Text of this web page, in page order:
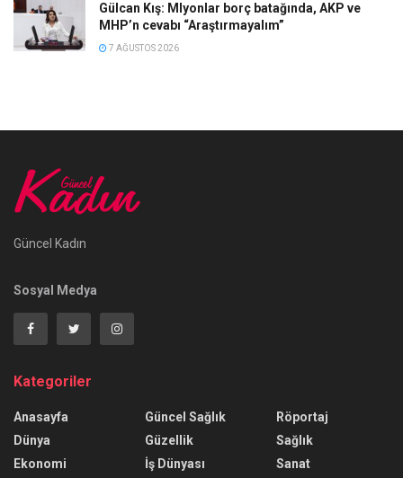
Gülcan Kış: Mlyonlar borç batağında, AKP ve
MHP’n cevabı “Araştırmayalım”
7 AĞUSTOS 2026
Güncel Kadın
Sosyal Medya
Kategoriler
Anasayfa
Dünya
Ekonomi
Güncel Sağlık
Güzellik
İş Dünyası
Röportaj
Sağlık
Sanat